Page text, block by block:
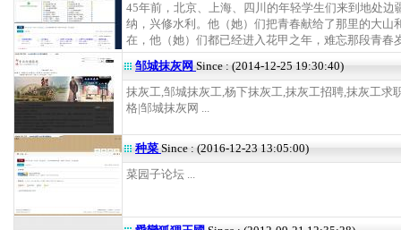
45年前，北京、上海、四川的年轻学生们来到地处边
纳，兴修水利。他（她）们把青春献给了那里的大山
在，他（她）们都已经进入花甲之年，难忘那段青春
邹城抹灰网 Since : (2014-12-25 19:30:40)
抹灰工,邹城抹灰工,杨下抹灰工,抹灰工招聘,抹灰工求
格|邹城抹灰网 ...
种菜Since : (2016-12-23 13:05:00)
菜园子论坛 ...